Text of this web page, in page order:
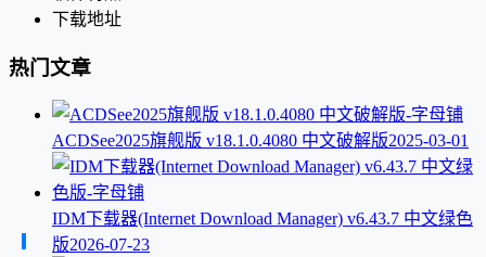
下载地址
热门文章
ACDSee2025旗舰版 v18.1.0.4080 中文破解版2025-03-01
IDM下载器(Internet Download Manager) v6.43.7 中文绿色
版2026-07-23